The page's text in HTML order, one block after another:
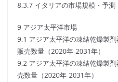
8.3.7 イタリアの市場規模・予測
9 アジア太平洋市場
9.1 アジア太平洋の凍結乾燥製
販売数量（2020年-2031年）
9.2 アジア太平洋の凍結乾燥製
売数量（2020年-2031年）